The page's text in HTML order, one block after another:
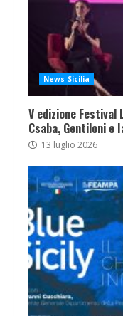
News Sicilia
V edizione
Csaba, Gentiloni e
13 luglio 2026